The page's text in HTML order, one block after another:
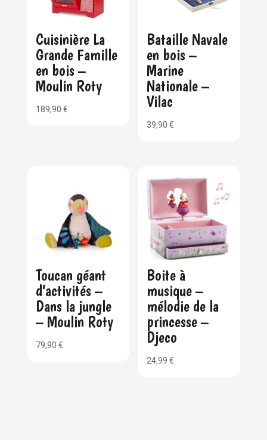
Cuisinière La
Grande Famille
en bois –
Moulin Roty
189,90 €
Bataille Navale
en bois –
Marine
Nationale –
Vilac
39,90€
Toucan géant
d’activités –
Dans la jungle
– Moulin Roty
79,90 €
Boite à
musique –
mélodie de la
princesse –
Djeco
24,99€